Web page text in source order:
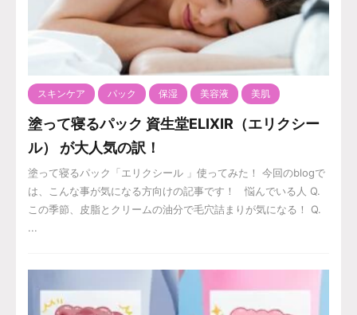
スキンケア パック 保湿 美容液 美肌
塗って寝るパック 資生堂ELIXIR（エリクシー
ル） が大人気の訳！
塗って寝るパック「エリクシール 」使ってみた！ 今回のblogで
は、こんな事が気になる方向けの記事です！ 悩んでいる人 Q.
この季節、皮脂とクリームの油分で毛穴詰まりが気になる！ Q.
...